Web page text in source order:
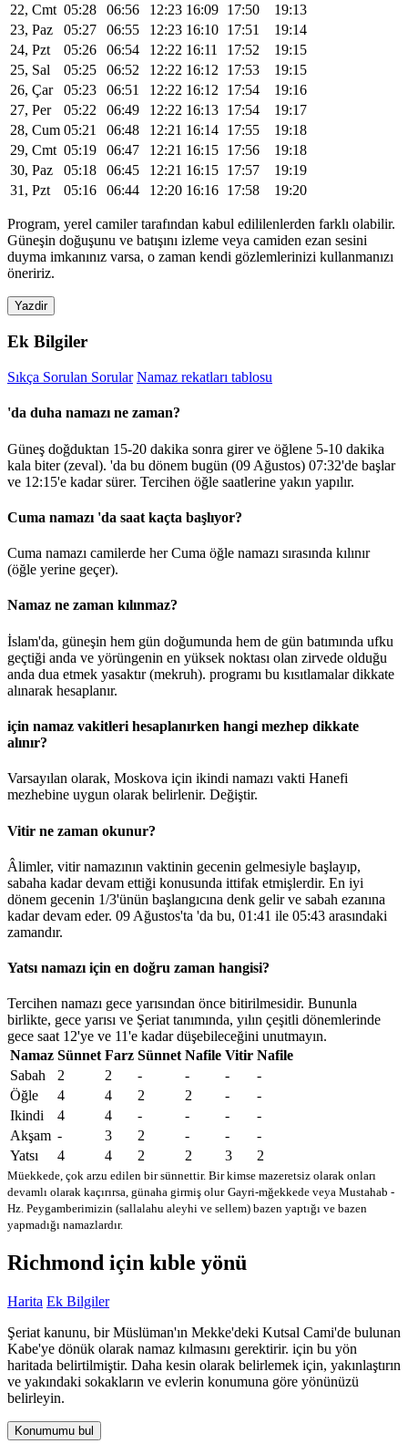
22, Cmt 05:28 06:56 12:23 16:09 17:50
19:13
23, Paz
05:27 06:55 12:23 16:10 17:51
19:14
24, Pzt
05:26 06:54 12:22 16:11 17:52
19:15
25, Sal
05:25 06:52 12:22 16:12 17:53
19:15
26, Çar
05:23 06:51 12:22 16:12 17:54
19:16
27, Per
05:22 06:49 12:22 16:13 17:54
19:17
28, Cum 05:21 06:48 12:21 16:14 17:55
19:18
29, Cmt 05:19 06:47 12:21 16:15 17:56
19:18
30, Paz
05:18 06:45 12:21 16:15 17:57
19:19
31, Pzt
05:16 06:44 12:20 16:16 17:58 19:20
Program, yerel camiler tarafından kabul edililenlerden farklı olabilir.
Güneşin doğuşunu ve batışını izleme veya camiden ezan sesini
duyma imkanınız varsa, o zaman kendi gözlemlerinizi kullanmanızı
öneririz.
Yazdir
Ek Bilgiler
Sıkça Sorulan Sorular Namaz rekatları tablosu
'da duha namazı ne zaman?
Güneş doğduktan 15-20 dakika sonra girer ve öğlene 5-10 dakika
kala biter (zeval). 'da bu dönem bugün (09 Ağustos) 07:32'de başlar
ve 12:15'e kadar sürer. Tercihen öğle saatlerine yakın yapılır.
Cuma namazı 'da saat kaçta başlıyor?
Cuma namazı camilerde her Cuma öğle namazı sırasında kılınır
(öğle yerine geçer).
Namaz ne zaman kılınmaz?
İslam'da, güneşin hem gün doğumunda hem de gün batımında ufku
geçtiği anda ve yörüngenin en yüksek noktası olan zirvede olduğu
anda dua etmek yasaktır (mekruh). programı bu kısıtlamalar dikkate
alınarak hesaplanır.
için namaz vakitleri hesaplanırken hangi mezhep dikkate
alınır?
Varsayılan olarak, Moskova için ikindi namazı vakti Hanefi
mezhebine uygun olarak belirlenir. Değiştir.
Vitir ne zaman okunur?
Âlimler, vitir namazının vaktinin gecenin gelmesiyle başlayıp,
sabaha kadar devam ettiği konusunda ittifak etmişlerdir. En iyi
dönem gecenin 1/3'ünün başlangıcına denk gelir ve sabah ezanına
kadar devam eder. 09 Ağustos'ta 'da bu, 01:41 ile 05:43 arasındaki
zamandır.
Yatsı namazı için en doğru zaman hangisi?
Tercihen namazı gece yarısından önce bitirilmesidir. Bununla
birlikte, gece yarısı ve Şeriat tanımında, yılın çeşitli dönemlerinde
gece saat 12'ye ve 11'e kadar düşebileceğini unutmayın.
Namaz Sünnet Farz Sünnet Nafile Vitir Nafile
Sabah
2 2 - - -
-
Öğle
4 4 2 2 -
-
Ikindi
4 4 - - -
-
Akşam - 3 2 - -
-
Yatsı
4 4 2 2 3 2
Müekkede, çok arzu edilen bir sünnettir. Bir kimse mazeretsiz olarak onları
devamlı olarak kaçırırsa, günaha girmiş olur Gayri-mğekkede veya Mustahab -
Hz. Peygamberimizin (sallalahu aleyhi ve sellem) bazen yaptığı ve bazen
yapmadığı namazlardır.
Richmond için kıble yönü
Harita Ek Bilgiler
Şeriat kanunu, bir Müslüman'ın Mekke'deki Kutsal Cami'de bulunan
Kabe'ye dönük olarak namaz kılmasını gerektirir. için bu yön
haritada belirtilmiştir. Daha kesin olarak belirlemek için, yakınlaştırın
ve yakındaki sokakların ve evlerin konumuna göre yönünüzü
belirleyin.
Konumumu bul